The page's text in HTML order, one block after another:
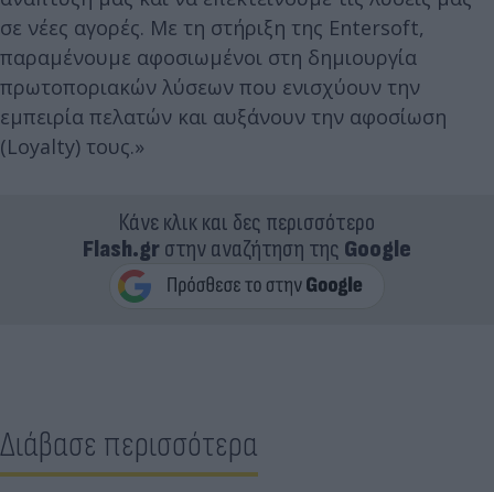
σε νέες αγορές. Με τη στήριξη της Entersoft,
παραμένουμε αφοσιωμένοι στη δημιουργία
πρωτοποριακών λύσεων που ενισχύουν την
εμπειρία πελατών και αυξάνουν την αφοσίωση
(Loyalty) τους.»
Κάνε κλικ και δες περισσότερο
Flash.grστην αναζήτηση της Google
Διάβασε περισσότερα